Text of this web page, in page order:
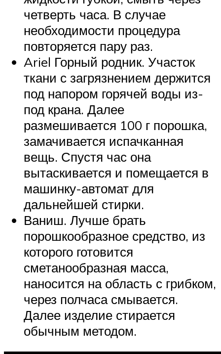
четверть часа. В случае
необходимости процедура
повторяется пару раз.
Ariel Горный родник. Участок
ткани с загрязнением держится
под напором горячей воды из-
под крана. Далее
размешивается 100 г порошка,
замачивается испачканная
вещь. Спустя час она
вытаскивается и помещается в
машинку-автомат для
дальнейшей стирки.
Ваниш. Лучше брать
порошкообразное средство, из
которого готовится
сметанообразная масса,
наносится на область с грибком,
через полчаса смывается.
Далее изделие стирается
обычным методом.